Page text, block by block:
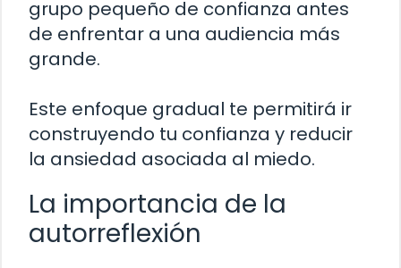
grupo pequeño de confianza antes
de enfrentar a una audiencia más
grande.
Este enfoque gradual te permitirá ir
construyendo tu confianza y reducir
la ansiedad asociada al miedo.
La importancia de la
autorreflexión